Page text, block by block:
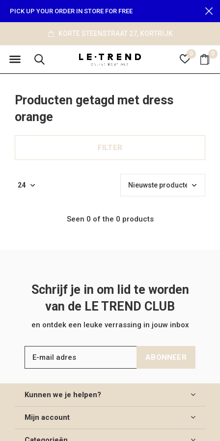
0 0
KORTE STEENSTRAAT 27, KORTRIJK
PICK UP YOUR ORDER IN STORE FOR FREE
Producten getagd met dress
orange
FILTER
Seen 0 of the 0 products
Schrijf je in om lid te worden
van de LE TREND CLUB
en ontdek een leuke verrassing in jouw inbox
ABONNEER
Kunnen we je helpen?
Mijn account